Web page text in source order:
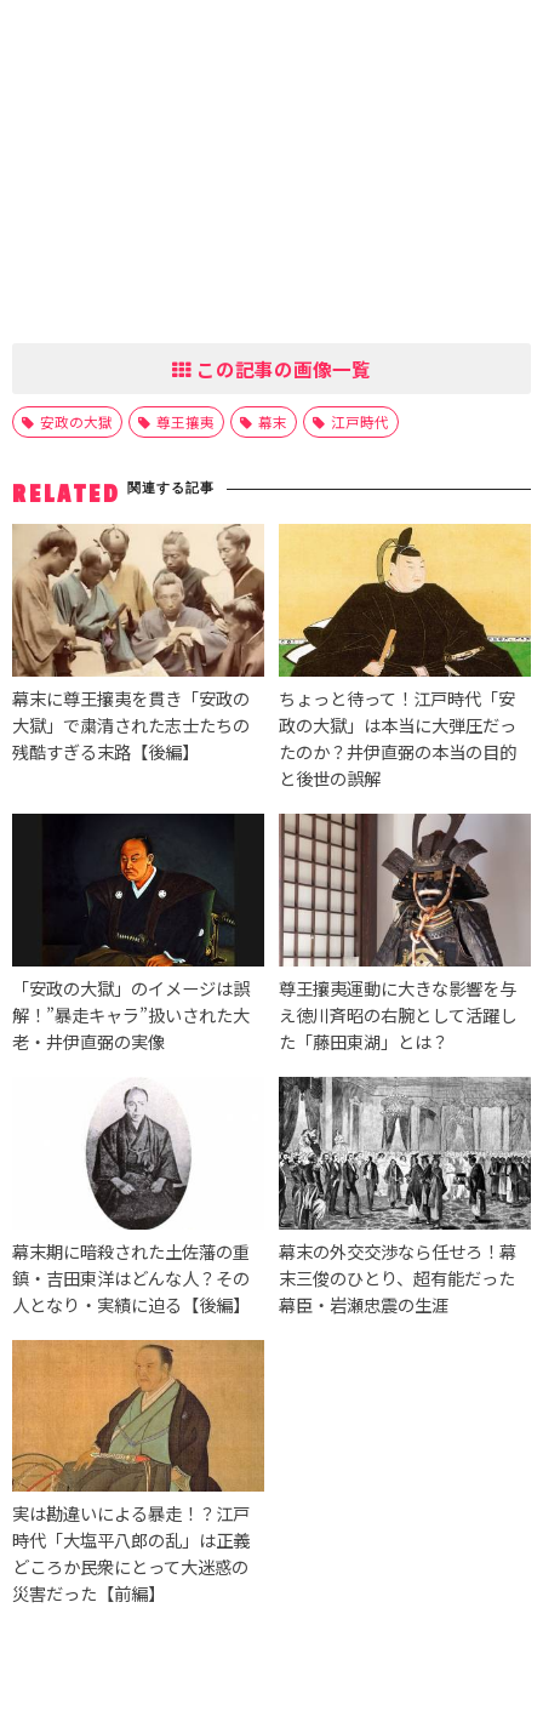
この記事の画像一覧
安政の大獄 尊王攘夷 幕末 江戸時代
RELATED 関連する記事
幕末に尊王攘夷を貫き「安政の
大獄」で粛清された志士たちの
残酷すぎる末路【後編】
ちょっと待って！江戸時代「安
政の大獄」は本当に大弾圧だっ
たのか？井伊直弼の本当の目的
と後世の誤解
「安政の大獄」のイメージは誤
解！”暴走キャラ”扱いされた大
老・井伊直弼の実像
尊王攘夷運動に大きな影響を与
え徳川斉昭の右腕として活躍し
た「藤田東湖」とは？
幕末期に暗殺された土佐藩の重
鎮・吉田東洋はどんな人？その
人となり・実績に迫る【後編】
幕末の外交交渉なら任せろ！幕
末三俊のひとり、超有能だった
幕臣・岩瀬忠震の生涯
実は勘違いによる暴走！？江戸
時代「大塩平八郎の乱」は正義
どころか民衆にとって大迷惑の
災害だった【前編】